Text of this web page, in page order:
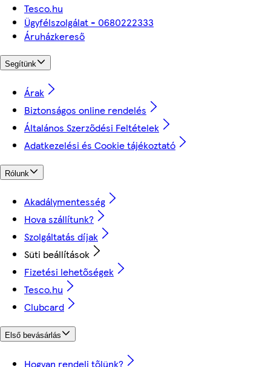
Tesco.hu
Ügyfélszolgálat - 0680222333
Áruházkereső
Segítünk
Árak
Biztonságos online rendelés
Általános Szerződési Feltételek
Adatkezelési és Cookie tájékoztató
Rólunk
Akadálymentesség
Hova szállítunk?
Szolgáltatás díjak
Süti beállítások
Fizetési lehetőségek
Tesco.hu
Clubcard
Első bevásárlás
Hogyan rendelj tőlünk?